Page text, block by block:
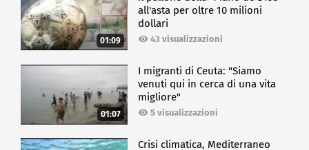
01:09
all'asta per oltre 10 milioni
dollari
43 visualizzazioni
01:07
I migranti di Ceuta: "Siamo
venuti qui in cerca di una vita
migliore"
5 visualizzazioni
Crisi climatica, Mediterraneo